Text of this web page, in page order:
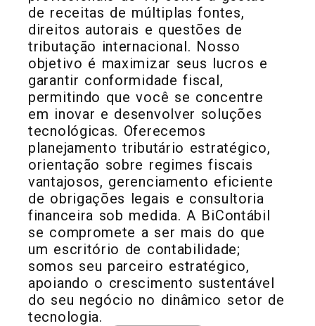
de receitas de múltiplas fontes,
direitos autorais e questões de
tributação internacional. Nosso
objetivo é maximizar seus lucros e
garantir conformidade fiscal,
permitindo que você se concentre
em inovar e desenvolver soluções
tecnológicas. Oferecemos
planejamento tributário estratégico,
orientação sobre regimes fiscais
vantajosos, gerenciamento eficiente
de obrigações legais e consultoria
financeira sob medida. A BiContábil
se compromete a ser mais do que
um escritório de contabilidade;
somos seu parceiro estratégico,
apoiando o crescimento sustentável
do seu negócio no dinâmico setor de
tecnologia.